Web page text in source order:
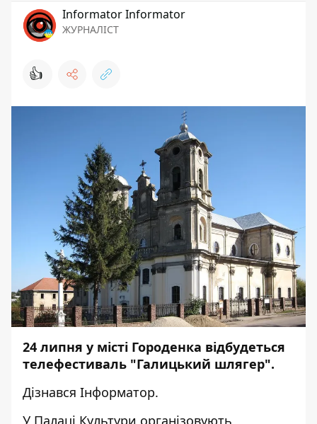
Informator Informator
ЖУРНАЛІСТ
👍
24 липня у місті Городенка відбудеться
телефестиваль "Галицький шлягер".
Дізнався Інформатор.
У Палаці Культури організовують